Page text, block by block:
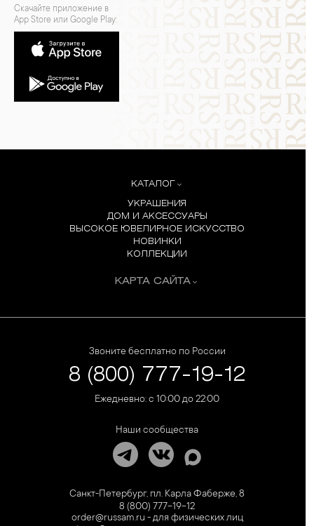
Скачайте приложение в
App Store или Google Play:
КАТАЛОГ
УКРАШЕНИЯ
ДОМ И АКСЕССУАРЫ
ВЫСОКОЕ ЮВЕЛИРНОЕ ИСКУССТВО
НОВИНКИ
КОЛЛЕКЦИИ
КАРТА САЙТА
Звоните бесплатно по России
8 (800) 777-19-12
Ежедневно: с 10:00 до 22:00
Наши сообщества
Санкт-Петербург, пл. Карла Фаберже, 8
8 (800) 777-19-12
order@russam.ru - для физических лиц